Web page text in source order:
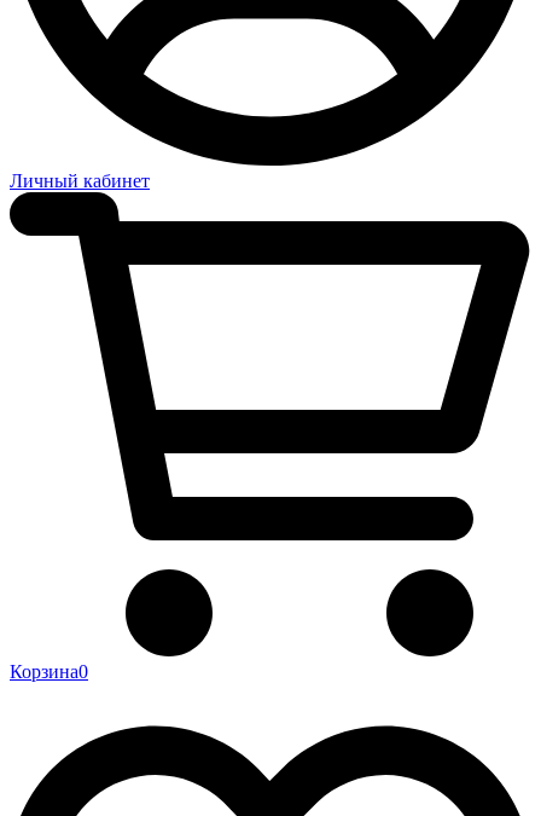
Личный кабинет
Корзина0